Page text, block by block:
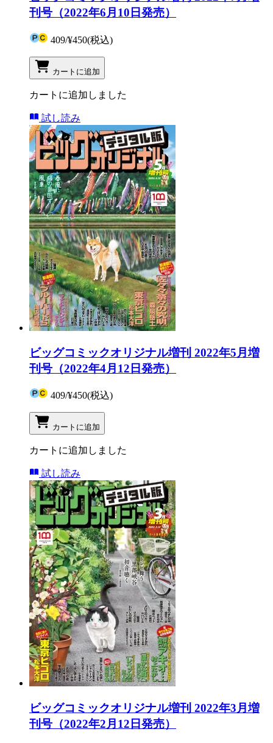
刊号（2022年6月10日発売）
409/¥450(税込)
カートに追加
カートに追加しました
試し読み
ビッグコミックオリジナル増刊 2022年5月増
刊号（2022年4月12日発売）
409/¥450(税込)
カートに追加
カートに追加しました
試し読み
ビッグコミックオリジナル増刊 2022年3月増
刊号（2022年2月12日発売）